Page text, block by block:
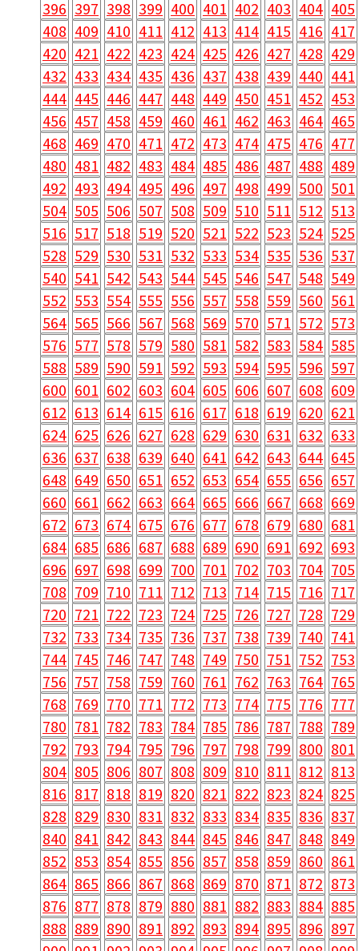
396 397 398 399 400 401 402 403 404 405
408 409 410 411 412 413 414 415 416 417
420 421 422 423 424 425 426 427 428 429
432 433 434 435 436 437 438 439 440 441
444 445 446 447 448 449 450 451 452 453
456 457 458 459 460 461 462 463 464 465
468 469 470 471 472 473 474 475 476 477
480 481 482 483 484 485 486 487 488 489
492 493 494 495 496 497 498 499 500 501
504 505 506 507 508 509 510 511 512 513
516 517 518 519 520 521 522 523 524 525
528 529 530 531 532 533 534 535 536 537
540 541 542 543 544 545 546 547 548 549
552 553 554 555 556 557 558 559 560 561
564 565 566 567 568 569 570 571 572 573
576 577 578 579 580 581 582 583 584 585
588 589 590 591 592 593 594 595 596 597
600 601 602 603 604 605 606 607 608 609
612 613 614 615 616 617 618 619 620 621
624 625 626 627 628 629 630 631 632 633
636 637 638 639 640 641 642 643 644 645
648 649 650 651 652 653 654 655 656 657
660 661 662 663 664 665 666 667 668 669
672 673 674 675 676 677 678 679 680 681
684 685 686 687 688 689 690 691 692 693
696 697 698 699 700 701 702 703 704 705
708 709 710 711 712 713 714 715 716 717
720 721 722 723 724 725 726 727 728 729
732 733 734 735 736 737 738 739 740 741
744 745 746 747 748 749 750 751 752 753
756 757 758 759 760 761 762 763 764 765
768 769 770 771 772 773 774 775 776 777
780 781 782 783 784 785 786 787 788 789
792 793 794 795 796 797 798 799 800 801
804 805 806 807 808 809 810 811 812 813
816 817 818 819 820 821 822 823 824 825
828 829 830 831 832 833 834 835 836 837
840 841 842 843 844 845 846 847 848 849
852 853 854 855 856 857 858 859 860 861
864 865 866 867 868 869 870 871 872 873
876 877 878 879 880 881 882 883 884 885
888 889 890 891 892 893 894 895 896 897